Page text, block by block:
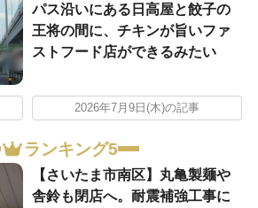
パス沿いにある日高屋と餃子の
王将の間に、チキンが旨いファ
ストフード店ができるみたい
2026年7月9日(木)の記事
ランキング5
【さいたま市南区】丸亀製麺や
舎鈴も閉店へ。耐震補強工事に